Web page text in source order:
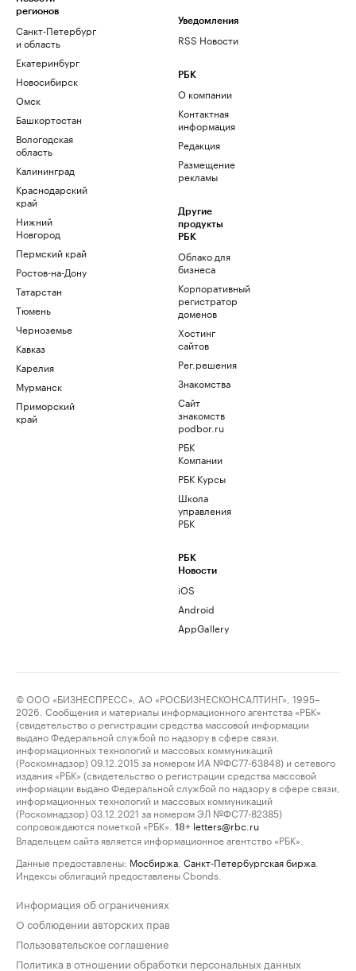
регионов
Санкт-Петербург
и область
Екатеринбург
Новосибирск
Омск
Башкортостан
Вологодская
область
Калининград
Краснодарский
край
Нижний
Новгород
Пермский край
Ростов-на-Дону
Татарстан
Тюмень
Черноземье
Кавказ
Карелия
Мурманск
Приморский
край
Уведомления
RSS Новости
РБК
О компании
Контактная
информация
Редакция
Размещение
рекламы
Другие
продукты
РБК
Облако для
бизнеса
Корпоративный
регистратор
доменов
Хостинг
сайтов
Рег.решения
Знакомства
Сайт
знакомств
podbor.ru
РБК
Компании
РБК Курсы
Школа
управления
РБК
РБК
Новости
iOS
Android
AppGallery
© ООО «БИЗНЕСПРЕСС», АО «РОСБИЗНЕСКОНСАЛТИНГ», 1995–
2026. Сообщения и материалы информационного агентства «РБК»
(свидетельство о регистрации средства массовой информации
выдано Федеральной службой по надзору в сфере связи,
информационных технологий и массовых коммуникаций
(Роскомнадзор) 09.12.2015 за номером ИА №ФС77-63848) и сетевого
издания «РБК» (свидетельство о регистрации средства массовой
информации выдано Федеральной службой по надзору в сфере связи,
информационных технологий и массовых коммуникаций
(Роскомнадзор) 03.12.2021 за номером ЭЛ №ФС77-82385)
сопровождаются пометкой «РБК».
18+ letters@rbc.ru
Владельцем сайта является информационное агентство «РБК».
Данные предоставлены: Мосбиржа Санкт-Петербургская биржа
Индексы облигаций предоставлены Cbonds.
Информация об ограничениях
О соблюдении авторских прав
Пользовательское соглашение
Политика в отношении обработки персональных данных